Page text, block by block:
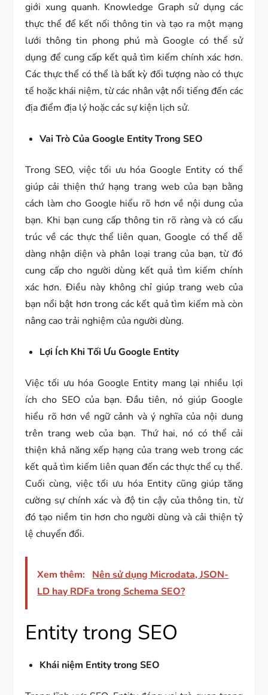
giới xung quanh. Knowledge Graph sử dụng các
thực thể để kết nối thông tin và tạo ra một mạng
lưới thông tin phong phú mà Google có thể sử
dụng để cung cấp kết quả tìm kiếm chính xác hơn.
Các thực thể có thể là bất kỳ đối tượng nào có thực
tế hoặc khái niệm, từ các nhân vật nổi tiếng đến các
địa điểm địa lý hoặc các sự kiện lịch sử.
Vai Trò Của Google Entity Trong SEO
Trong SEO, việc tối ưu hóa Google Entity có thể
giúp cải thiện thứ hạng trang web của bạn bằng
cách làm cho Google hiểu rõ hơn về nội dung của
bạn. Khi bạn cung cấp thông tin rõ ràng và có cấu
trúc về các thực thể liên quan, Google có thể dễ
dàng nhận diện và phân loại trang của bạn, từ đó
cung cấp cho người dùng kết quả tìm kiếm chính
xác hơn. Điều này không chỉ giúp trang web của
bạn nổi bật hơn trong các kết quả tìm kiếm mà còn
nâng cao trải nghiệm của người dùng.
Lợi Ích Khi Tối Ưu Google Entity
Việc tối ưu hóa Google Entity mang lại nhiều lợi
ích cho SEO của bạn. Đầu tiên, nó giúp Google
hiểu rõ hơn về ngữ cảnh và ý nghĩa của nội dung
trên trang web của bạn. Thứ hai, nó có thể cải
thiện khả năng xếp hạng của trang web trong các
kết quả tìm kiếm liên quan đến các thực thể cụ thể.
Cuối cùng, việc tối ưu hóa Entity cũng giúp tăng
cường sự chính xác và độ tin cậy của thông tin, từ
đó tạo niềm tin hơn cho người dùng và cải thiện tỷ
lệ chuyển đổi.
Xem thêm: Nên sử dụng Microdata, JSON-
LD hay RDFa trong Schema SEO?
Entity trong SEO
Khái niệm Entity trong SEO